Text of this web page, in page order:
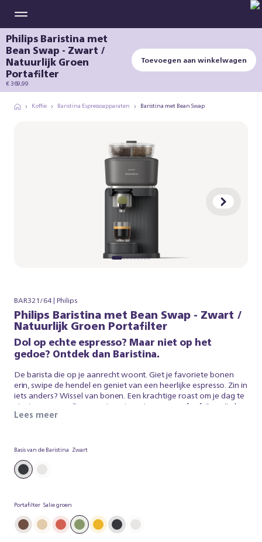
Philips Baristina met
Bean Swap - Zwart /
Natuurlijk Groen
Portafilter
€ 369,99
Toevoegen aan winkelwagen
Koffie Baristina Espressoapparaten Baristina met Bean Swap
BAR321/64 | Philips
Philips Baristina met Bean Swap - Zwart /
Natuurlijk Groen Portafilter
Dol op echte espresso? Maar niet op het
gedoe? Ontdek dan Baristina.
De barista die op je aanrecht woont. Giet je favoriete bonen
erin, swipe de hendel en geniet van een heerlijke espresso. Zin in
iets anders? Wissel van bonen. Een krachtige roast om je dag te
starten, een medium roast om te ontspannen, of cafeïnevrij als
dat jouw ding is. Dankzij onze dubbele bonencontainer kun je
van een heerlijk, vers gebrouwen koffie. Dus swipe de hendel -
en maak je klaar voor echte espresso. Zonder gedoe.
Lees meer
Basis van de Baristina Zwart
Portafilter Salie groen